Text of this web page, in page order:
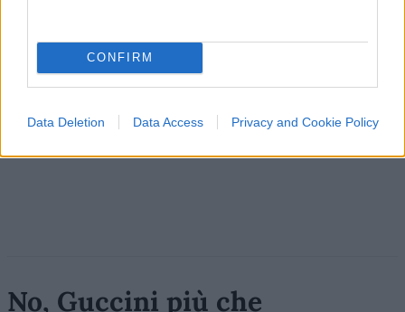
CONFIRM
Data Deletion Data Access Privacy and Cookie Policy
No, Guccini più che